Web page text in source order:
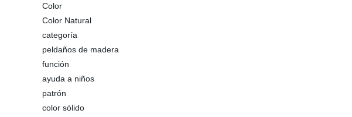
Color
Color Natural
categoría
peldaños de madera
función
ayuda a niños
patrón
color sólido